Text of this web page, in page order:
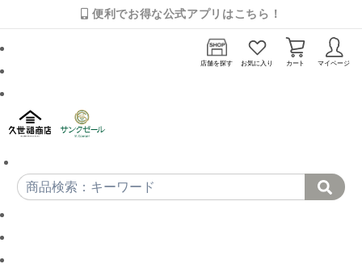
便利でお得な公式アプリはこちら！
店舗を探す お気に入り カート マイページ